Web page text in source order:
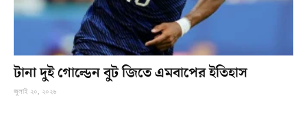
টানা দুই গোল্ডেন বুট জিতে এমবাপের ইতিহাস
জুলাই ২০, ২০২৬